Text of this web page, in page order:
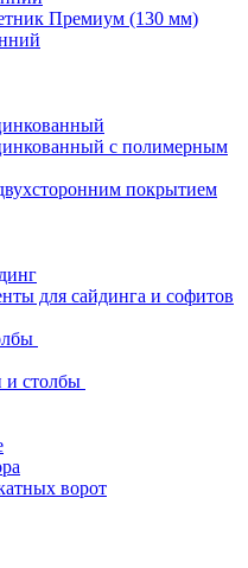
Премиум (130 мм)
с полимерным
покрытием
для сайдинга и софитов
и столбы
ворот